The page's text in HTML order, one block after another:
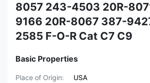
8057 243-4503 20R-
9166 20R-8067 387-
2585 F-O-R Cat C7 C9
Basic Properties
Place of Origin:
USA